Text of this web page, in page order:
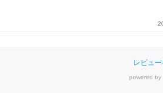
レビュ
powered by